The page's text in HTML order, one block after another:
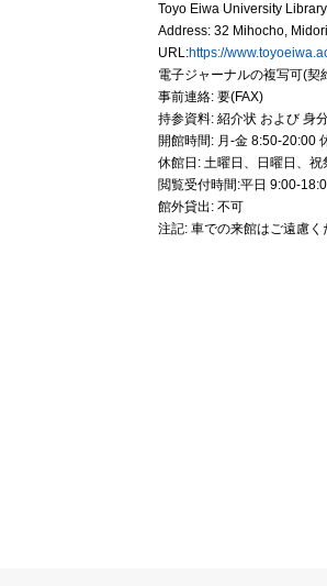
Toyo Eiwa University Library
Address: 32 Mihocho,
URL:https://
電子ジャーナルの複写可(
事前連絡: 要(FAX)
持参資料: 紹介状 および 身
開館時間: 月-金 8:50-20:00
休館日: 土曜日、日曜日、
閲覧受付時間:平日 9:00-
館外貸出: 不可
注記: 車での来館はご遠慮く